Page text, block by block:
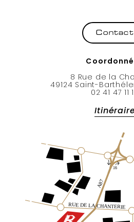
8 Rue de la
49124 Saint-
02 41 47 11